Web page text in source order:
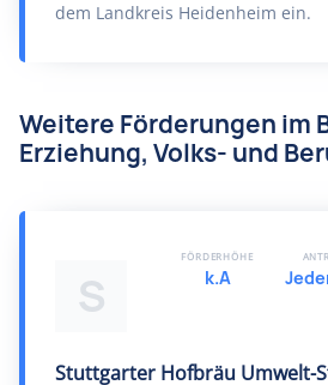
dem Landkreis Heidenheim ein.
Weitere Förderungen im
Erziehung, Volks- und
S
Stuttgarter Hofbräu Umwelt-
FÖRDERHÖHE
k.A